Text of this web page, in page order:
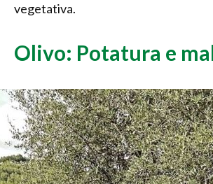
vegetativa.
Olivo: Potatura e